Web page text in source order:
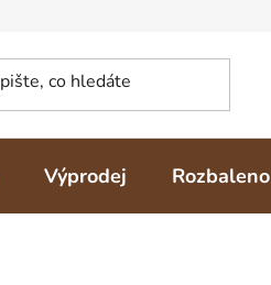
Výprodej Rozbaleno